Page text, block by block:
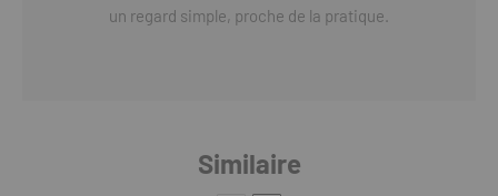
un regard simple, proche de la pratique.
Similaire